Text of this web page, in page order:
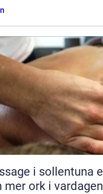
i sollentuna en väg till mindre smärta
mer ork i vardagen